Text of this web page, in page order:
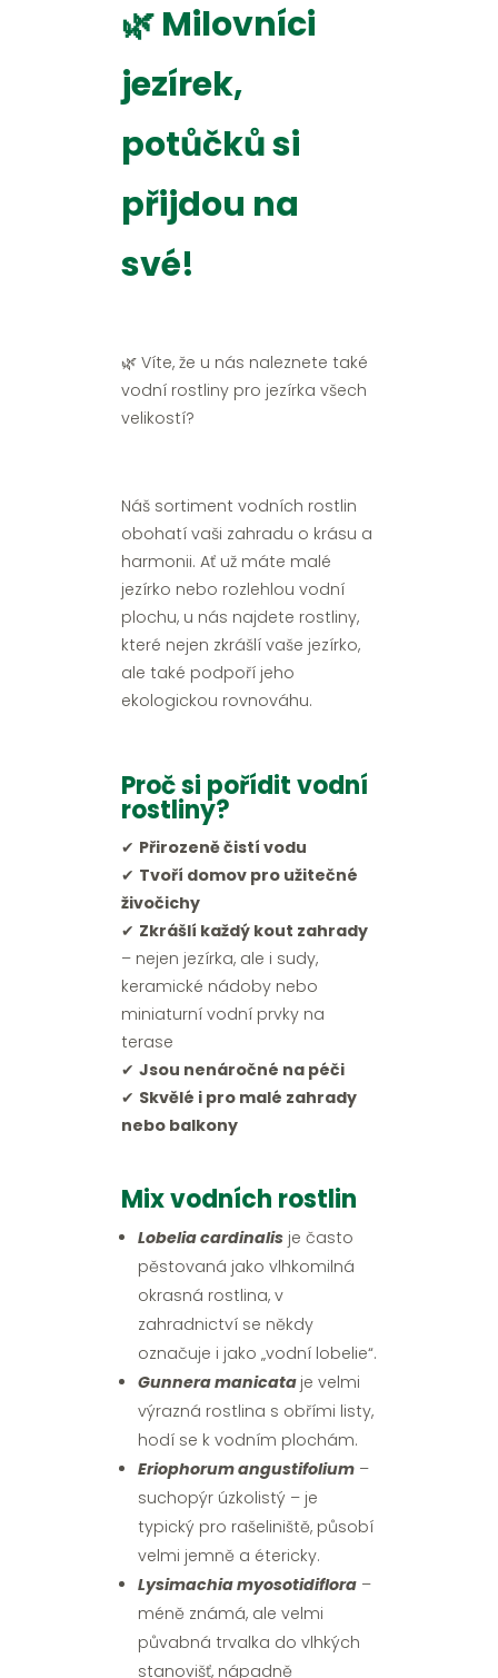
🌿 Milovníci
jezírek,
potůčků si
přijdou na
své!
🌿 Víte, že u nás naleznete také
vodní rostliny pro jezírka všech
velikostí?
Náš sortiment vodních rostlin
obohatí vaši zahradu o krásu a
harmonii. Ať už máte malé
jezírko nebo rozlehlou vodní
plochu, u nás najdete rostliny,
které nejen zkrášlí vaše jezírko,
ale také podpoří jeho
ekologickou rovnováhu.
Proč si pořídit vodní
rostliny?
✔ Přirozeně čistí vodu
✔ Tvoří domov pro užitečné
živočichy
✔ Zkrášlí každý kout zahrady
– nejen jezírka, ale i sudy,
keramické nádoby nebo
miniaturní vodní prvky na
terase
✔Jsou nenáročné na péči
✔ Skvělé i pro malé zahrady
nebo balkony
Mix vodních rostlin
Lobelia cardinalisje často
pěstovaná jako vlhkomilná
okrasná rostlina, v
zahradnictví se někdy
označuje i jako „vodní lobelie“.
Gunnera manicata je velmi
výrazná rostlina s obřími listy,
hodí se k vodním plochám.
Eriophorum angustifolium–
suchopýr úzkolistý – je
typický pro rašeliniště, působí
velmi jemně a étericky.
Lysimachia myosotidiflora–
méně známá, ale velmi
půvabná trvalka do vlhkých
stanovišť, nápadně